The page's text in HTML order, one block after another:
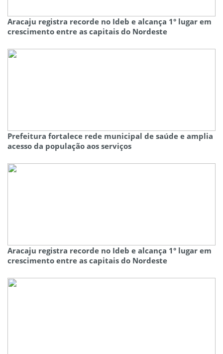
Aracaju registra recorde no Ideb e alcança 1° lugar em
crescimento entre as capitais do Nordeste
Prefeitura fortalece rede municipal de saúde e amplia
acesso da população aos serviços
Aracaju registra recorde no Ideb e alcança 1° lugar em
crescimento entre as capitais do Nordeste